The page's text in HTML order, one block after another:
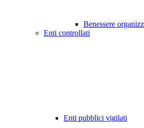
Benessere
Enti controllati
Enti pubblici vigilati